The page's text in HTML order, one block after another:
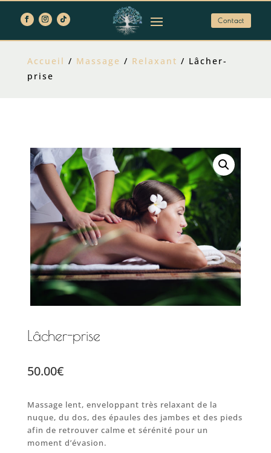
Contact
Accueil / Massage / Relaxant / Lâcher-
prise
Lâcher-prise
50.00€
Massage lent, enveloppant très relaxant de la
nuque, du dos, des épaules des jambes et des pieds
afin de retrouver calme et sérénité pour un
moment d’évasion.